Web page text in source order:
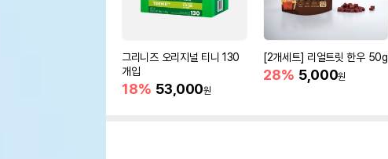
그리니즈 오리지널 티니 130
개입
18% 53,000원
[2개세트] 리얼트릿 한우 50g
28% 5,000원